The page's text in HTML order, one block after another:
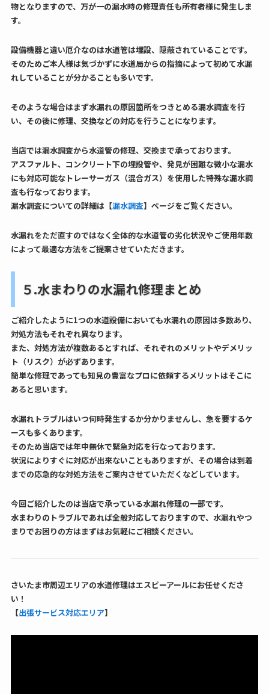
物となりますので、万が一の漏水時の修理責任も所有者様に発生しま
す。
設備機器と違い厄介なのは水道管は埋設、隠蔽されていることです。
そのためご本人様は気づかずに水道局からの指摘によって初めて水漏
れしていることが分かることも多いです。
そのような場合はまず水漏れの原因箇所をつきとめる漏水調査を行
い、その後に修理、交換などの対応を行うことになります。
当店では漏水調査から水道管の修理、交換まで承っております。
アスファルト、コンクリート下の埋設管や、発見が困難な微小な漏水
にも対応可能なトレーサーガス（混合ガス）を使用した特殊な漏水調
査も行なっております。
漏水調査についての詳細は【漏水調査】ページをご覧ください。
水漏れをただ直すのではなく全体的な水道管の劣化状況やご使用年数
によって最適な方法をご提案させていただきます。
５.水まわりの水漏れ修理まとめ
ご紹介したように1つの水道設備においても水漏れの原因は多数あり、
対処方法もそれぞれ異なります。
また、対処方法が複数あるとすれば、それぞれのメリットやデメリッ
ト（リスク）が必ずあります。
簡単な修理であっても知見の豊富なプロに依頼するメリットはそこに
あると思います。
水漏れトラブルはいつ何時発生するか分かりませんし、急を要するケ
ースも多くあります。
そのため当店では年中無休で緊急対応を行なっております。
状況によりすぐに対応が出来ないこともありますが、その場合は到着
までの応急的な対処方法をご案内させていただくなどしています。
今回ご紹介したのは当店で承っている水漏れ修理の一部です。
水まわりのトラブルであれば全般対応しておりますので、水漏れやつ
まりでお困りの方はまずはお気軽にご相談ください。
さいたま市周辺エリアの水道修理はエスピーアールにお任せくださ
い！
【出張サービス対応エリア】